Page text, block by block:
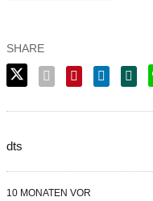
dts
10 MONATEN VOR